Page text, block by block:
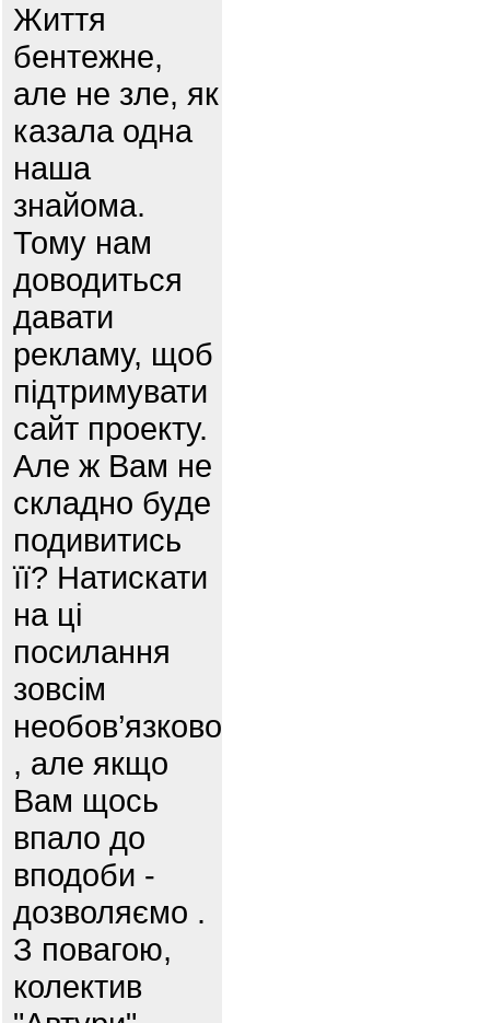
Життя
бентежне,
але не зле, як
казала одна
наша
знайома.
Тому нам
доводиться
давати
рекламу, щоб
підтримувати
сайт проекту.
Але ж Вам не
складно буде
подивитись
її? Натискати
на ці
посилання
зовсім
необов’язково
, але якщо
Вам щось
впало до
вподоби -
дозволяємо .
З повагою,
колектив